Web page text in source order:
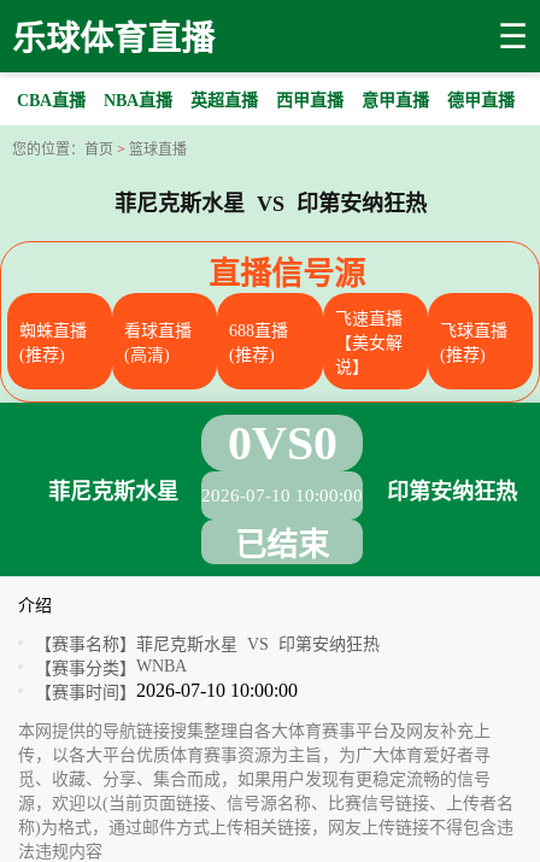
乐球体育直播 ☰
CBA直播 NBA直播 英超直播 西甲直播 意甲直播 德甲直播
您的位置： 首页 > 篮球直播
菲尼克斯水星 VS 印第安纳狂热
直播信号源
蜘蛛直播
(推荐)
看球直播
(高清)
688直播
(推荐)
飞速直播
【美女解
说】
飞球直播
(推荐)
菲尼克斯水星
0VS0
2026-07-10 10:00:00
已结束
印第安纳狂热
介绍
【赛事名称】 菲尼克斯水星 VS 印第安纳狂热
【赛事分类】 WNBA
【赛事时间】 2026-07-10 10:00:00
本网提供的导航链接搜集整理自各大体育赛事平台及网友补充上
传，以各大平台优质体育赛事资源为主旨，为广大体育爱好者寻
觅、收藏、分享、集合而成，如果用户发现有更稳定流畅的信号
源，欢迎以(当前页面链接、信号源名称、比赛信号链接、上传者名
称)为格式，通过邮件方式上传相关链接，网友上传链接不得包含违
法违规内容